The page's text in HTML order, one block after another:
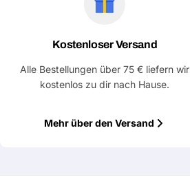
Kostenloser Versand
Alle Bestellungen über 75 € liefern wir
kostenlos zu dir nach Hause.
Mehr über den Versand